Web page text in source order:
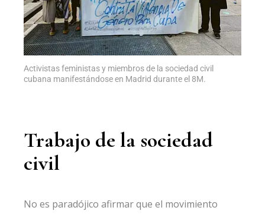
Activistas feministas y miembros de la sociedad civil
cubana manifestándose en Madrid durante el 8M.
Trabajo de la sociedad
civil
No es paradójico afirmar que el movimiento